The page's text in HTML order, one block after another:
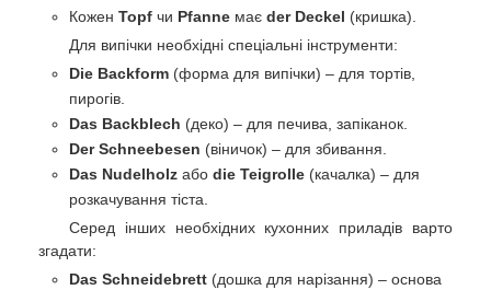
Кожен Topf чи Pfanne має der Deckel (кришка).
Для випічки необхідні спеціальні інструменти:
Die Backform (форма для випічки) – для тортів,
пирогів.
Das Backblech (деко) – для печива, запіканок.
Der Schneebesen (віничок) – для збивання.
Das Nudelholz або die Teigrolle (качалка) – для
розкачування тіста.
Серед інших необхідних кухонних приладів варто
згадати:
Das Schneidebrett (дошка для нарізання) – основа